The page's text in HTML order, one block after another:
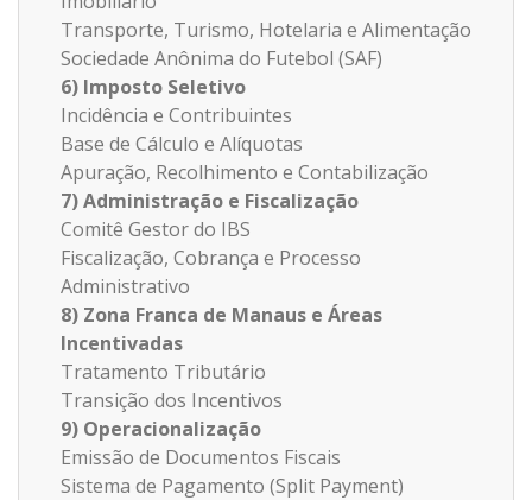
Transporte, Turismo, Hotelaria e Alimentação
Sociedade Anônima do Futebol (SAF)
6) Imposto Seletivo
Incidência e Contribuintes
Base de Cálculo e Alíquotas
Apuração, Recolhimento e Contabilização
7) Administração e Fiscalização
Comitê Gestor do IBS
Fiscalização, Cobrança e Processo
Administrativo
8) Zona Franca de Manaus e Áreas
Incentivadas
Tratamento Tributário
Transição dos Incentivos
9) Operacionalização
Emissão de Documentos Fiscais
Sistema de Pagamento (Split Payment)